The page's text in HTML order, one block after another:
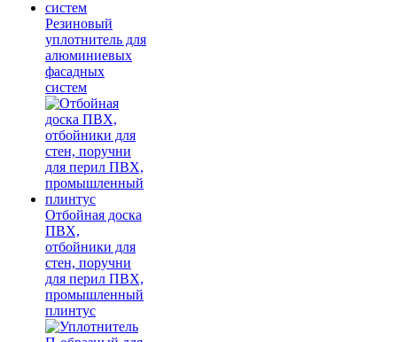
Резиновый
уплотнитель для
алюминиевых
фасадных
систем
Отбойная доска
ПВХ,
отбойники для
стен, поручни
для перил ПВХ,
промышленный
плинтус